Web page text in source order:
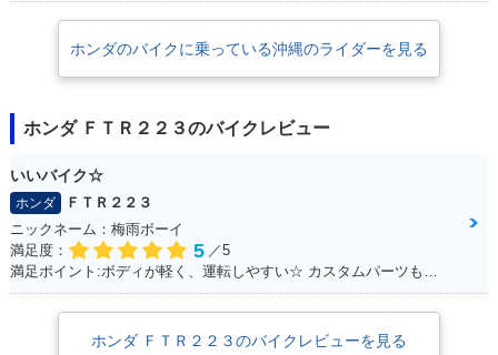
ホンダのバイクに乗っている沖縄のライダーを見る
ホンダ ＦＴＲ２２３のバイクレビュー
いいバイク☆
ホンダ
ＦＴＲ２２３
ニックネーム：梅雨ボーイ
満足度：
5 ／5
満足ポイント:ボディが軽く、運転しやすい☆ カスタムパーツも充実☆ 運転してて楽しいオススメのFTR！
ホンダ ＦＴＲ２２３のバイクレビューを見る